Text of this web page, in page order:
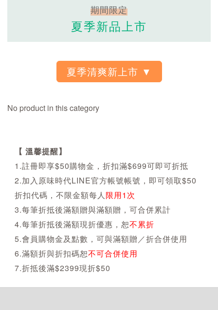
期間限定
夏季新品上市
No product in this category
【 溫馨提醒】
1.註冊即享$50購物金，折扣滿$699可即可折抵
2.加入原味時代LINE官方帳號帳號，即可領取$50
折扣代碼，不限金額每人 限用1次
3.每筆折抵後滿額贈與滿額贈，可合併累計
4.每筆折抵後滿額現折優惠，恕不累折
5.會員購物金及點數，可與滿額贈／折合併使用
6.滿額折與折扣碼恕不可合併使用
7.折抵後滿$2399現折$50